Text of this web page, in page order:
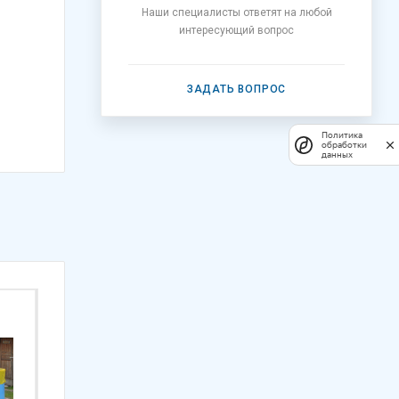
Наши специалисты ответят на любой
интересующий вопрос
ЗАДАТЬ ВОПРОС
Политика
обработки
данных